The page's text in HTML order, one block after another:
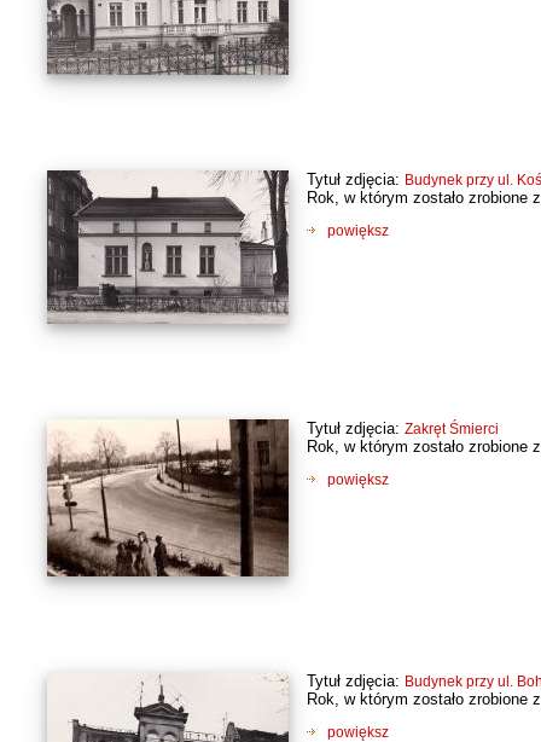
Tytuł zdjęcia: Budynek przy ul.
Rok, w którym zostało zrobione
powiększ
Tytuł zdjęcia: Zakręt Śmierci
Rok, w którym zostało zrobione
powiększ
Tytuł zdjęcia: Budynek przy ul.
Rok, w którym zostało zrobione
powiększ